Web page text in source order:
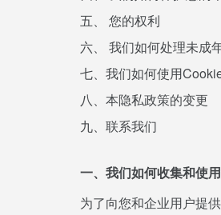
五、 您的权利
六、 我们如何处理未成
七、我们如何使用
八、本隐私政策的变更
九、联系我们
一、我们如何收集和使
为了向您和企业用户提